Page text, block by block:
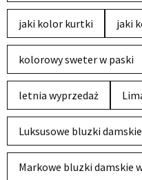
jaki kolor kurtki jaki
kolorowy sweter w paski
letnia wyprzedaż
Luksusowe bluzki damskie
Markowe bluzki damskie